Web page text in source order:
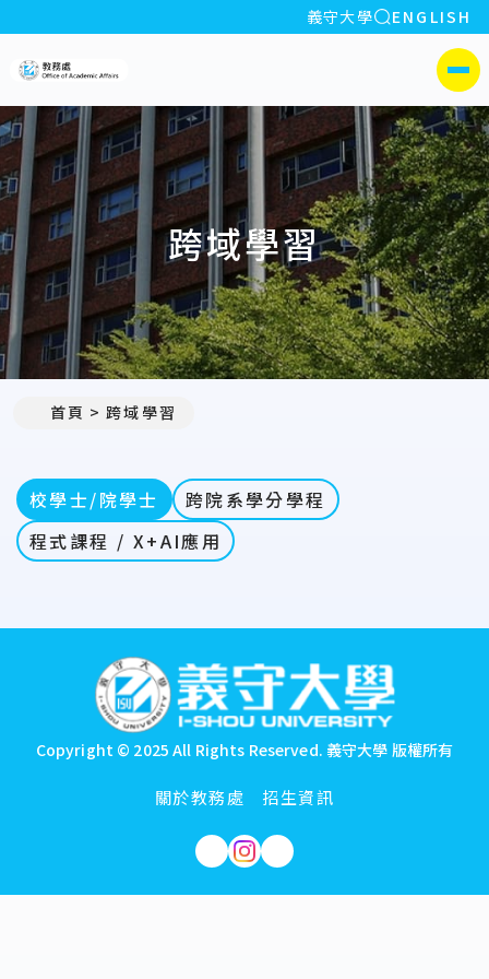
:::
義守大學 全站搜索
ENGLISH
側選單
跨域學習
首頁 跨域學習
校學士/院學士
跨院系學分學程
程式課程 / X+AI應用
Copyright © 2025 All Rights Reserved. 義守大學 版權所有
關於教務處 招生資訊